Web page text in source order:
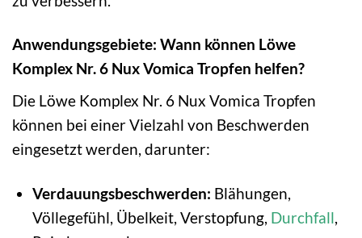
Anwendungsgebiete: Wann können Löwe
Komplex Nr. 6 Nux Vomica Tropfen helfen?
Die Löwe Komplex Nr. 6 Nux Vomica Tropfen
können bei einer Vielzahl von Beschwerden
eingesetzt werden, darunter:
Verdauungsbeschwerden: Blähungen,
Völlegefühl, Übelkeit, Verstopfung, Durchfall,